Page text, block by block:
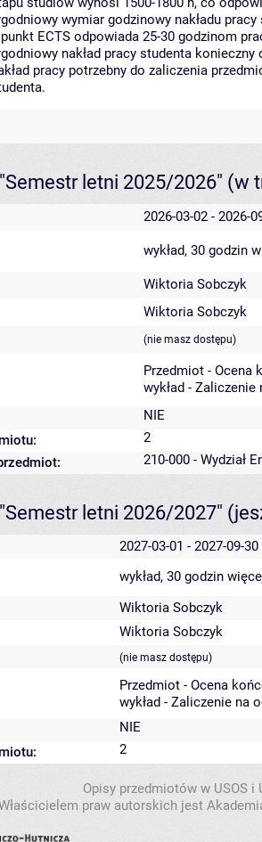
wymiar godzinowy nakładu
ECTS odpowiada 25-30 godzinom
nakład pracy studenta
pracy potrzebny do zaliczenia
letni 2025/2026" (w
2026-03-02 - 2026-
wykład, 30 godzin
Wiktoria Sobczyk
Wiktoria Sobczyk
(nie masz dostępu)
Przedmiot - Ocena
wykład - Zaliczenie
NIE
2
210-000 - Wydział
letni 2026/2027"
2027-03-01 - 2027-09-30
wykład, 30 godzin
Wiktoria Sobczyk
Wiktoria Sobczyk
(nie masz dostępu)
Przedmiot - Ocena
wykład - Zaliczenie na
NIE
2
Opisy przedmiotów w USOS
praw autorskich jest